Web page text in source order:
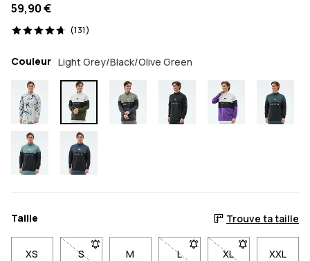
59,90 €
(131)
131 avis, 4.7/5
Couleur Light Grey/Black/Olive Green
Taille Trouve ta taille
XS S- Taille S non disponible. Clique pour être averti
M L- Taille L non disponible.
XL- Taille XL non
XXL